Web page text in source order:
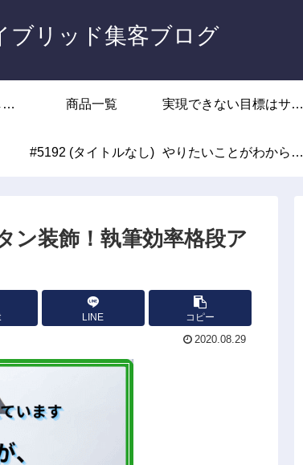
ブリッド集客ブログ
商品一覧 実現できない目標はサブ
ゴールがなかったから
#5192 (タイトルなし) やりたいことがわからな
じゃありません
ン装飾！執筆効率格段ア
LINE コピー
2020.08.29